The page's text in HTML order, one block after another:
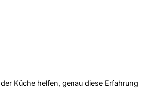
Küche helfen, genau diese Erfahrung